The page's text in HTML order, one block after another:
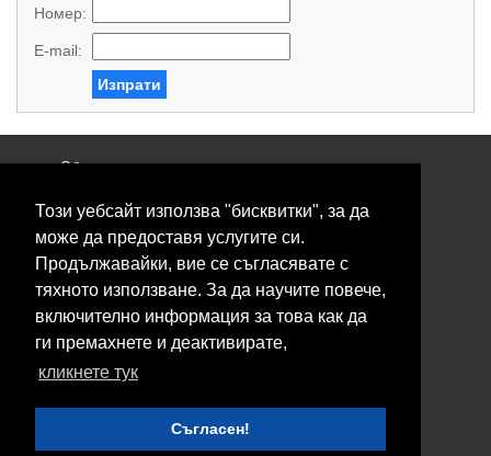
Този уебсайт използва "бисквитки", за да
може да предоставя услугите си.
Продължавайки, вие се съгласявате с
тяхното използване. За да научите повече,
включително информация за това как да
ги премахнете и деактивирате,
кликнете тук
Съгласен!
Номер:
E-mail:
Изпрати
Общи условия
Свържете се с нас
Контакти
Нашите сервизи
Блог
© 2026 Fransizkup.bg всички права запазени
Изграждане и поддръжка от
Boby_fransizkup